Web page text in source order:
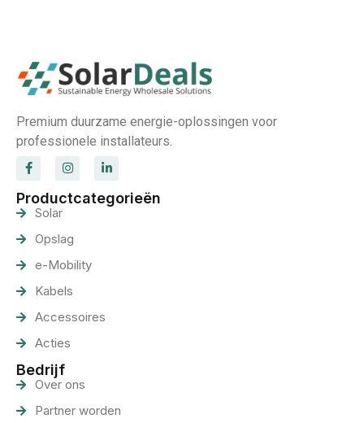
Premium duurzame energie-oplossingen voor
professionele installateurs.
Productcategorieën
Solar
Opslag
e-Mobility
Kabels
Accessoires
Acties
Bedrijf
Over ons
Partner worden